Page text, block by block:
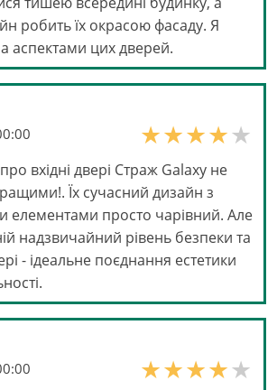
робить їх окрасою фасаду. Я
аспектами цих дверей.
вхідні двері Страж Galaxy не
Їх сучасний дизайн з
елементами просто чарівний. Але
надзвичайний рівень безпеки та
- ідеальне поєднання естетики